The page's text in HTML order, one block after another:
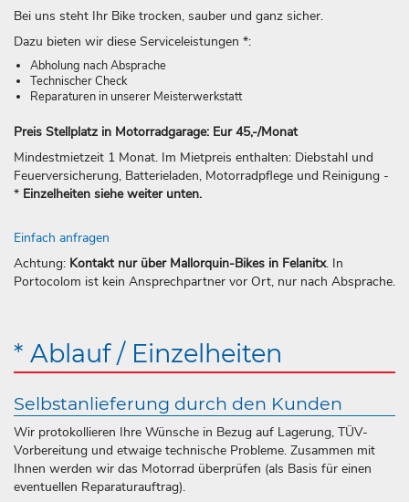
Bei uns steht Ihr Bike trocken, sauber und ganz sicher.
Dazu bieten wir diese Serviceleistungen *:
Abholung nach Absprache
Technischer Check
Reparaturen in unserer Meisterwerkstatt
Preis Stellplatz in Motorradgarage: Eur 45,-/Monat
Mindestmietzeit 1 Monat. Im Mietpreis enthalten: Diebstahl und
Feuerversicherung, Batterieladen, Motorradpflege und Reinigung -
* Einzelheiten siehe weiter unten.
Einfach anfragen
Achtung: Kontakt nur über Mallorquin-Bikes in Felanitx. In
Portocolom ist kein Ansprechpartner vor Ort, nur nach Absprache.
* Ablauf / Einzelheiten
Selbstanlieferung durch den Kunden
Wir protokollieren Ihre Wünsche in Bezug auf Lagerung, TÜV-
Vorbereitung und etwaige technische Probleme. Zusammen mit
Ihnen werden wir das Motorrad überprüfen (als Basis für einen
eventuellen Reparaturauftrag).